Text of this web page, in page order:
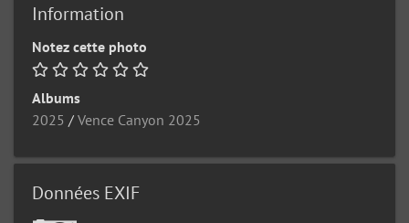
Information
Notez cette photo
Albums
2025 / Vence Canyon 2025
Données EXIF